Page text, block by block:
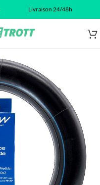
Livraison 24/48h